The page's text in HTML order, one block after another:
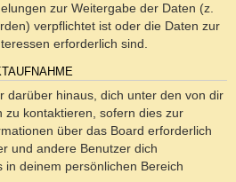
zur Weitergabe der Daten (z.
verpflichtet ist oder die Daten zur
erforderlich sind.
darüber hinaus, dich unter den von dir
zu kontaktieren, sofern dies zur
über das Board erforderlich
und andere Benutzer dich
deinem persönlichen Bereich